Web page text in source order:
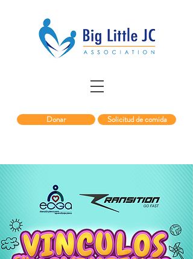
Donar Solicitud de comida